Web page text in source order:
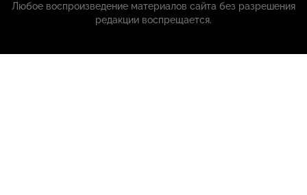
Любое воспроизведение материалов сайта без разрешения
редакции воспрещается.